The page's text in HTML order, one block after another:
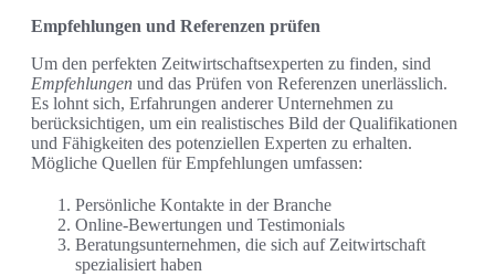
Empfehlungen und Referenzen prüfen
Um den perfekten Zeitwirtschaftsexperten zu finden, sind
Empfehlungen und das Prüfen von Referenzen unerlässlich.
Es lohnt sich, Erfahrungen anderer Unternehmen zu
berücksichtigen, um ein realistisches Bild der Qualifikationen
und Fähigkeiten des potenziellen Experten zu erhalten.
Mögliche Quellen für Empfehlungen umfassen:
Persönliche Kontakte in der Branche
Online-Bewertungen und Testimonials
Beratungsunternehmen, die sich auf Zeitwirtschaft
spezialisiert haben